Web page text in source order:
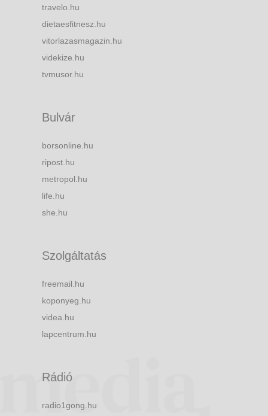
travelo.hu
dietaesfitnesz.hu
vitorlazasmagazin.hu
videkize.hu
tvmusor.hu
Bulvár
borsonline.hu
ripost.hu
metropol.hu
life.hu
she.hu
Szolgáltatás
freemail.hu
koponyeg.hu
videa.hu
lapcentrum.hu
Rádió
radio1gong.hu